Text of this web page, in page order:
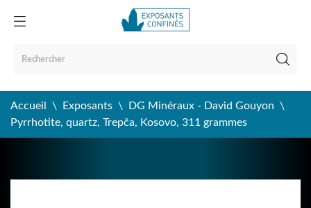
Accueil Exposants
DG Minéraux - David Gouyon
Pyrrhotite, quartz, Trepča, Kosovo, 311 grammes